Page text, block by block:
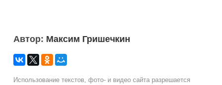
Автор: Максим Гришечкин
Использование текстов, фото- и видео сайта разрешается